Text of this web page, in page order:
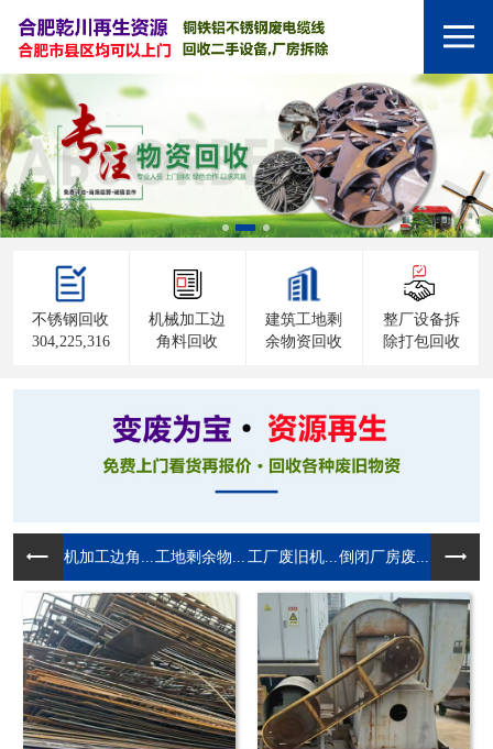
不锈钢回收
304,225,316
机械加工边
角料回收
建筑工地剩
余物资回收
整厂设备拆
除打包回收
机加工边角... 工地剩余物... 工厂废旧机... 倒闭厂房废...